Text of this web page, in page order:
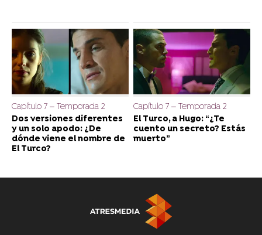
Capítulo 7 – Temporada 2
Dos versiones diferentes
y un solo apodo: ¿De
dónde viene el nombre de
El Turco?
Capítulo 7 – Temporada 2
El Turco, a Hugo: “¿Te
cuento un secreto? Estás
muerto”